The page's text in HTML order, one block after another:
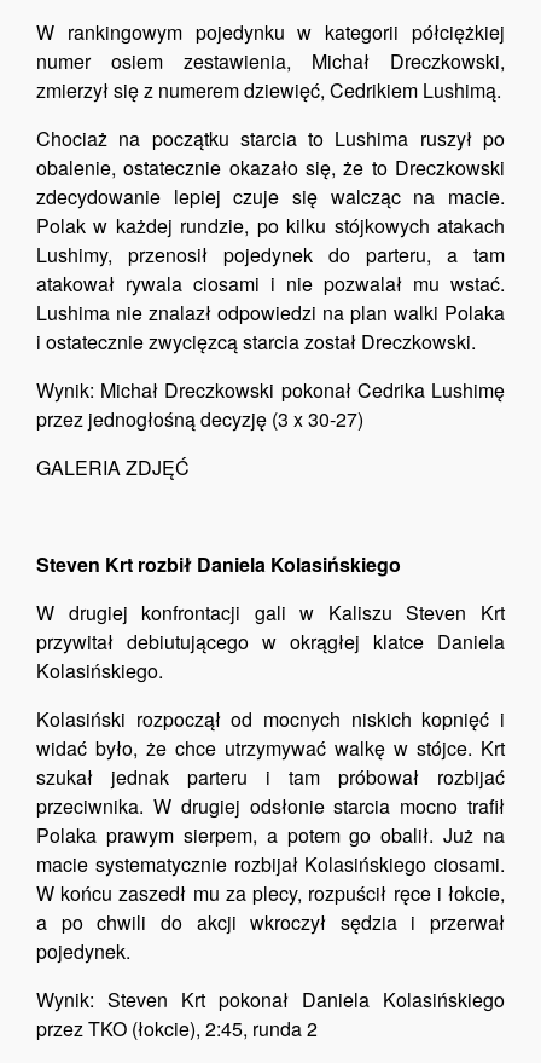
W rankingowym pojedynku w kategorii półciężkiej
numer osiem zestawienia, Michał Dreczkowski,
zmierzył się z numerem dziewięć, Cedrikiem Lushimą.
Chociaż na początku starcia to Lushima ruszył po
obalenie, ostatecznie okazało się, że to Dreczkowski
zdecydowanie lepiej czuje się walcząc na macie.
Polak w każdej rundzie, po kilku stójkowych atakach
Lushimy, przenosił pojedynek do parteru, a tam
atakował rywala ciosami i nie pozwalał mu wstać.
Lushima nie znalazł odpowiedzi na plan walki Polaka
i ostatecznie zwycięzcą starcia został Dreczkowski.
Wynik: Michał Dreczkowski pokonał Cedrika Lushimę
przez jednogłośną decyzję (3 x 30-27)
GALERIA ZDJĘĆ
Steven Krt rozbił Daniela Kolasińskiego
W drugiej konfrontacji gali w Kaliszu Steven Krt
przywitał debiutującego w okrągłej klatce Daniela
Kolasińskiego.
Kolasiński rozpoczął od mocnych niskich kopnięć i
widać było, że chce utrzymywać walkę w stójce. Krt
szukał jednak parteru i tam próbował rozbijać
przeciwnika. W drugiej odsłonie starcia mocno trafił
Polaka prawym sierpem, a potem go obalił. Już na
macie systematycznie rozbijał Kolasińskiego ciosami.
W końcu zaszedł mu za plecy, rozpuścił ręce i łokcie,
a po chwili do akcji wkroczył sędzia i przerwał
pojedynek.
Wynik: Steven Krt pokonał Daniela Kolasińskiego
przez TKO (łokcie), 2:45, runda 2